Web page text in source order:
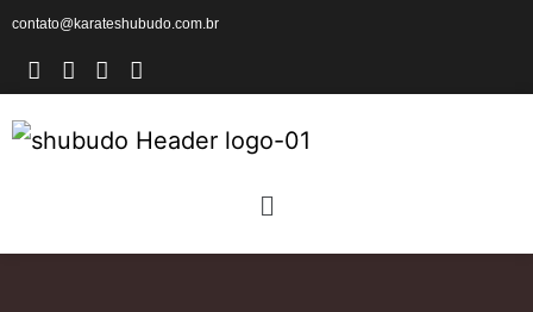
contato@karateshubudo.com.br